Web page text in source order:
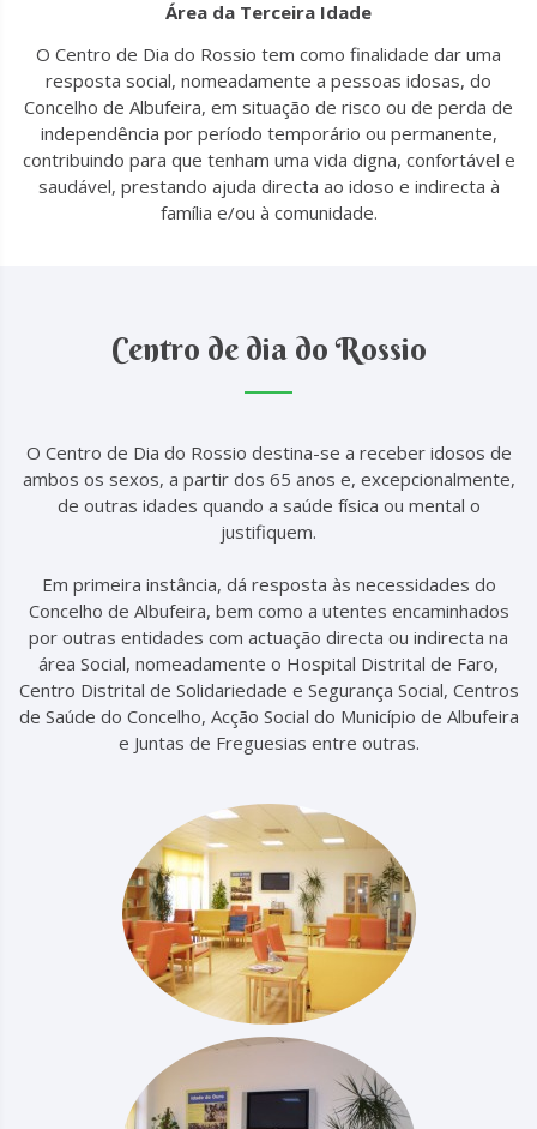
Área da Terceira Idade
O Centro de Dia do Rossio tem como finalidade dar uma
resposta social, nomeadamente a pessoas idosas, do
Concelho de Albufeira, em situação de risco ou de perda de
independência por período temporário ou permanente,
contribuindo para que tenham uma vida digna, confortável e
saudável, prestando ajuda directa ao idoso e indirecta à
família e/ou à comunidade.
Centro de dia do Rossio
O Centro de Dia do Rossio destina-se a receber idosos de
ambos os sexos, a partir dos 65 anos e, excepcionalmente,
de outras idades quando a saúde física ou mental o
justifiquem.
Em primeira instância, dá resposta às necessidades do
Concelho de Albufeira, bem como a utentes encaminhados
por outras entidades com actuação directa ou indirecta na
área Social, nomeadamente o Hospital Distrital de Faro,
Centro Distrital de Solidariedade e Segurança Social, Centros
de Saúde do Concelho, Acção Social do Município de Albufeira
e Juntas de Freguesias entre outras.